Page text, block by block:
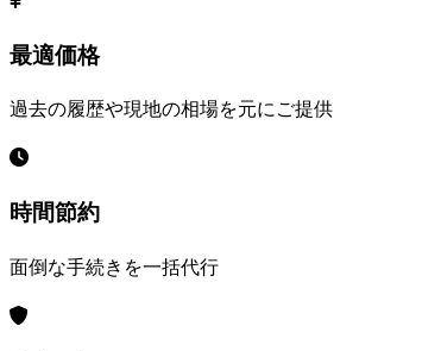
最適価格
過去の履歴や現地の相場を元にご提供
時間節約
面倒な手続きを一括代行